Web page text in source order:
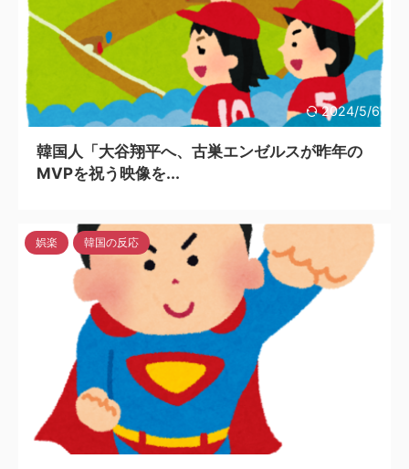
2024/5/6
韓国人「大谷翔平へ、古巣エンゼルスが昨年の
MVPを祝う映像を...
娯楽 韓国の反応